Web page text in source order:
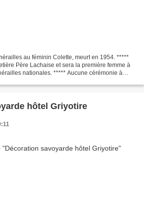
au féminin Colette, meurt en 1954. *****
Père Lachaise et sera la première femme à
nationales. ***** Aucune cérémonie à
hôtel Griyotire